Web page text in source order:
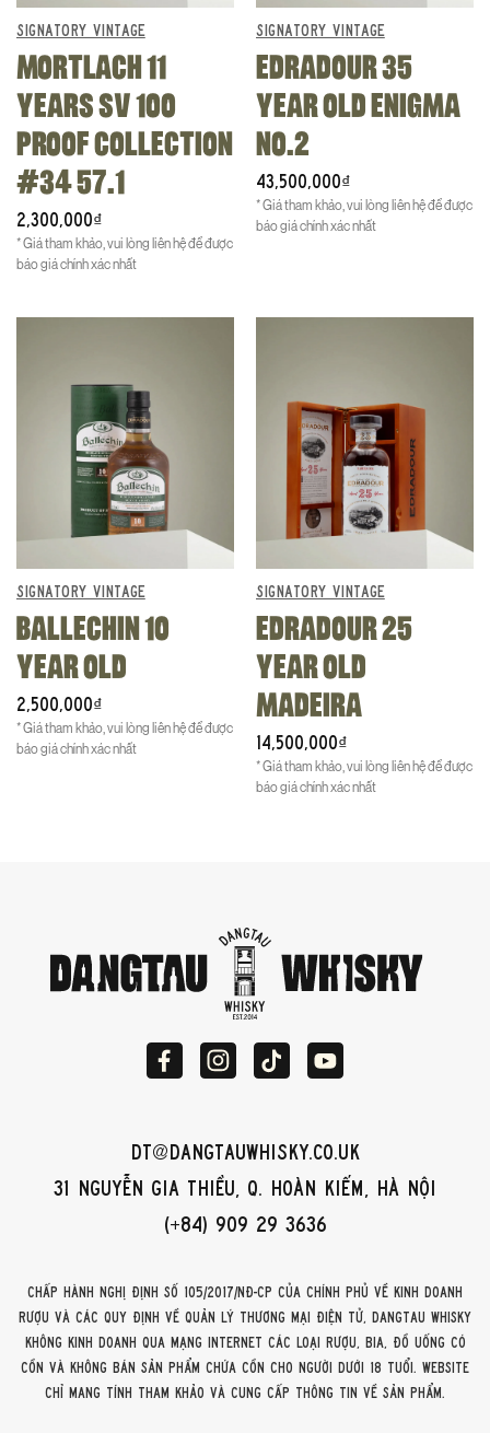
SIGNATORY VINTAGE
MORTLACH 11
YEARS SV 100
PROOF COLLECTION
#34 57.1
2,300,000₫
* Giá tham khảo, vui lòng liên hệ để được
báo giá chính xác nhất
SIGNATORY VINTAGE
EDRADOUR 35
YEAR OLD ENIGMA
NO.2
43,500,000₫
* Giá tham khảo, vui lòng liên hệ để được
báo giá chính xác nhất
SIGNATORY VINTAGE
BALLECHIN 10
YEAR OLD
2,500,000₫
* Giá tham khảo, vui lòng liên hệ để được
báo giá chính xác nhất
SIGNATORY VINTAGE
EDRADOUR 25
YEAR OLD
MADEIRA
14,500,000₫
* Giá tham khảo, vui lòng liên hệ để được
báo giá chính xác nhất
dt@dangtauwhisky.co.uk
31 Nguyễn Gia Thiều, Q. Hoàn Kiếm, Hà Nội
(+84) 909 29 3636
Chấp hành Nghị định số 105/2017/NĐ-CP của Chính phủ về kinh doanh
rượu và các quy định về quản lý thương mại điện tử, DangTau Whisky
không kinh doanh qua mạng internet các loại rượu, bia, đồ uống có
cồn và không bán sản phẩm chứa cồn cho người dưới 18 tuổi. Website
chỉ mang tính tham khảo và cung cấp thông tin về sản phẩm.